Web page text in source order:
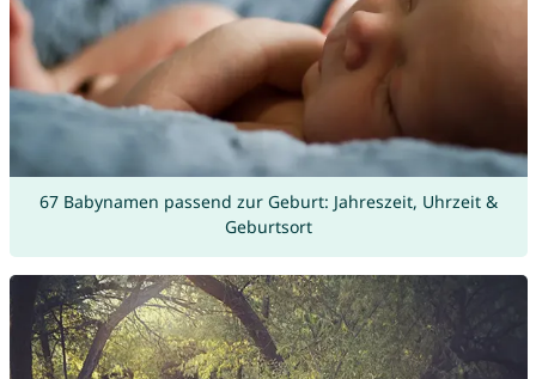
67 Babynamen passend zur Geburt: Jahreszeit, Uhrzeit &
Geburtsort